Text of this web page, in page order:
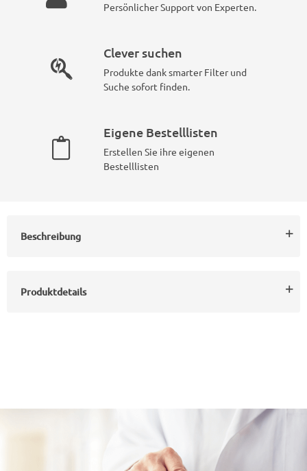
Persönlicher Support von Experten.
Clever suchen
Produkte dank smarter Filter und
Suche sofort finden.
Eigene Bestelllisten
Erstellen Sie ihre eigenen
Bestelllisten
Beschreibung
Produktdetails